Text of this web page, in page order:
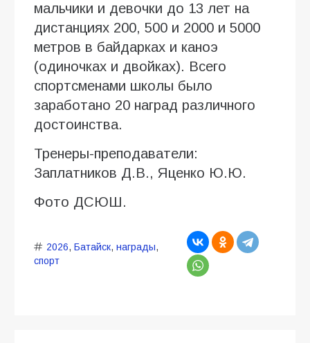
мальчики и девочки до 13 лет на
дистанциях 200, 500 и 2000 и 5000
метров в байдарках и каноэ
(одиночках и двойках). Всего
спортсменами школы было
заработано 20 наград различного
достоинства.
Тренеры-преподаватели:
Заплатников Д.В., Яценко Ю.Ю.
Фото ДСЮШ.
2026, Батайск, награды,
спорт